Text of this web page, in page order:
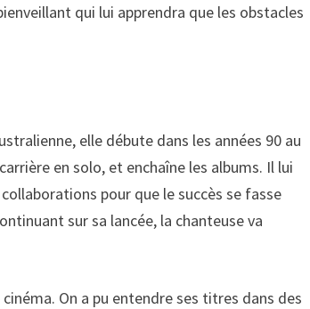
qui lui apprendra que les obstacles
elle débute dans les années 90 au
en solo, et enchaîne les albums. Il lui
pour que le succès se fasse
sur sa lancée, la chanteuse va
On a pu entendre ses titres dans des